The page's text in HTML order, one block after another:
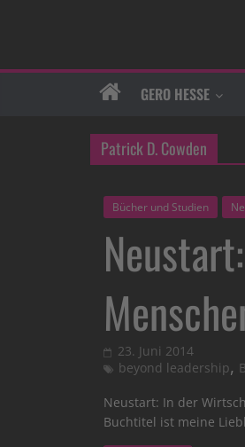
GERO HESSE
Patrick D. Cowden
Bücher und Studien
23. Juni 2014
beyond leadership,
Neustart: In der
Buchtitel ist meine